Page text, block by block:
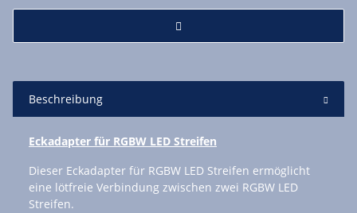
Beschreibung
Eckadapter für RGBW LED Streifen
Dieser Eckadapter für RGBW LED Streifen ermöglicht
eine lötfreie Verbindung zwischen zwei RGBW LED
Streifen.